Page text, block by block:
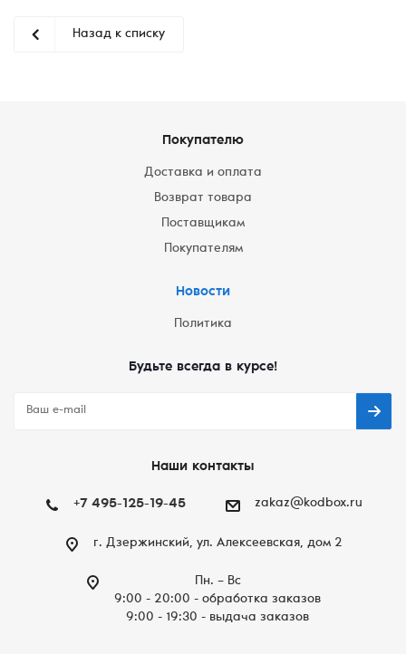
Назад к списку
Покупателю
Доставка и оплата
Возврат товара
Поставщикам
Покупателям
Новости
Политика
Будьте всегда в курсе!
Наши контакты
+7 495-125-19-45 zakaz@kodbox.ru
г. Дзержинский, ул. Алексеевская, дом 2
Пн. – Вc
9:00 - 20:00 - обработка заказов
9:00 - 19:30 - выдача заказов